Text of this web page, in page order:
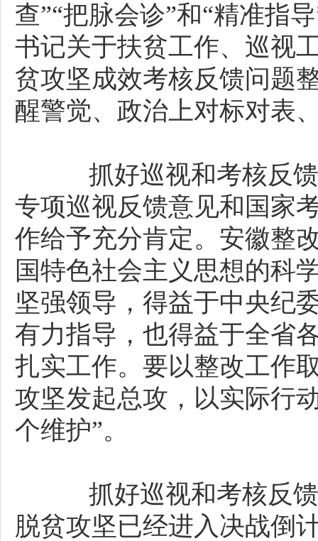
查”“把脉会诊”和“精准指
书记关于扶贫工作、巡视
贫攻坚成效考核反馈问题
醒警觉、政治上对标对表
抓好巡视和考核反馈
专项巡视反馈意见和国家
作给予充分肯定。安徽整
国特色社会主义思想的科
坚强领导，得益于中央纪
有力指导，也得益于全省
扎实工作。要以整改工作
攻坚发起总攻，以实际行
个维护”。
抓好巡视和考核反馈
脱贫攻坚已经进入决战倒